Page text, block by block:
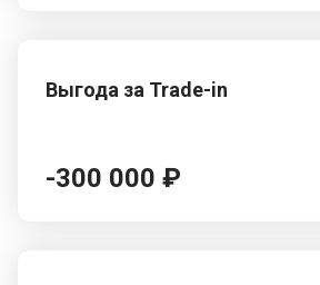
Выгода за Trade-in
-300 000 ₽